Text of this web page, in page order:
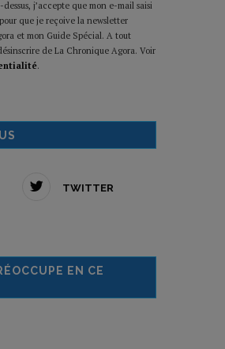
j’accepte que mon e-mail saisi
que je reçoive la newsletter
et mon Guide Spécial. A tout
de La Chronique Agora. Voir
.
TWITTER
EN CE